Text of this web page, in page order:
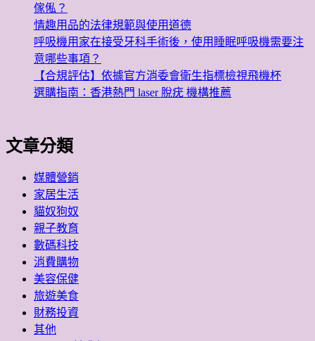
傢俬？
情趣用品的法律規範與使用道德
呼吸機用家在接受牙科手術後，使用睡眠呼吸機需要注
意哪些事項？
【合規評估】依據官方消委會衛生指標檢視飛機杯
選購指南：香港熱門 laser 脫疣 機構推薦
文章分類
媒體營銷
家居生活
貓奴狗奴
親子教育
數碼科技
消費購物
美容保健
旅遊美食
財務投資
其他